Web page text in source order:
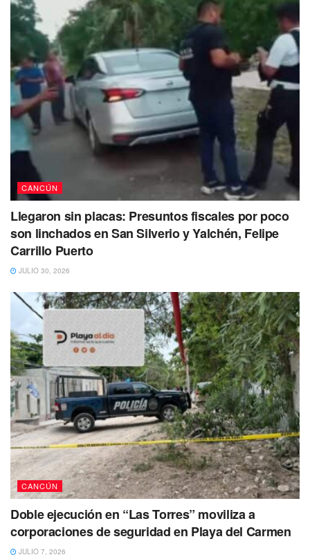
En el operativo se realizó con un agente encubierto de la
Unidad de Investigación Especializada en Delitos de Trata
y Explotación de Niñas, Niños y Adolescentes.
CANCÚN
Llegaron sin placas: Presuntos fiscales por poco
son linchados en San Silverio y Yalchén, Felipe
Carrillo Puerto
JULIO 30, 2026
CANCÚN
Doble ejecución en “Las Torres” moviliza a
corporaciones de seguridad en Playa del Carmen
JULIO 7, 2026